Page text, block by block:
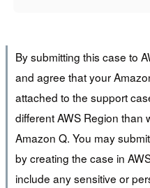
By submitting this case to
and agree that your
attached to the support
different AWS Region than
Amazon Q. You may
by creating the case in
include any sensitive or